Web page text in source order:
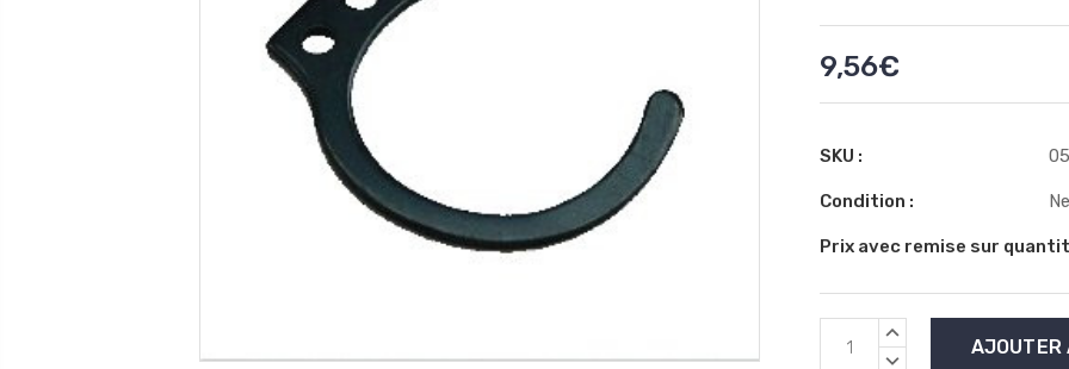
9,56€
SKU :
Condition :
Prix avec remise sur
actuel
AUGMENTER
DIMINUER